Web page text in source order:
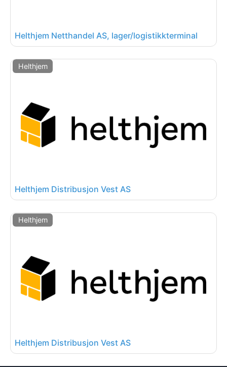
Helthjem Netthandel AS, lager/logistikkterminal
Helthjem
Helthjem Distribusjon Vest AS
Helthjem
Helthjem Distribusjon Vest AS